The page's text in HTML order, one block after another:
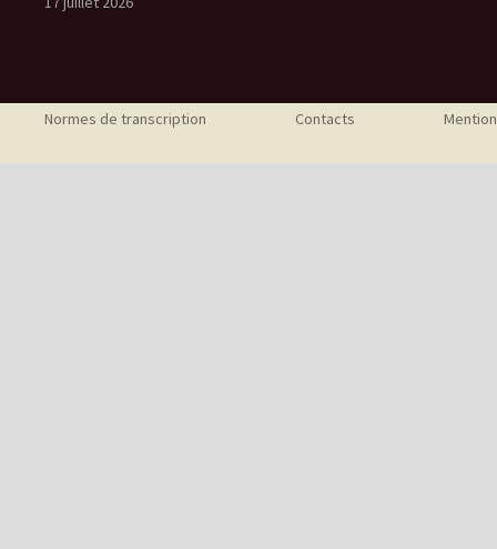
Normes de transcription Contacts